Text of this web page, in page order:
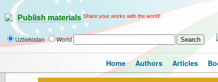
Publish materials Share your works with the world!
Uzbekistan World
Home Authors Articles